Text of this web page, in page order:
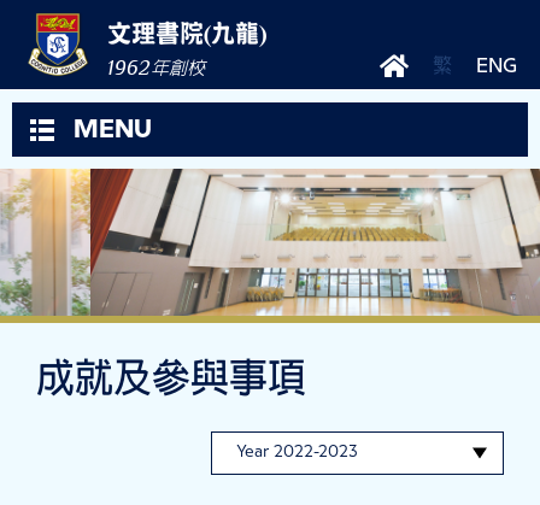
文理書院(九龍)
1962年創校 繁 ENG
MENU
成就及參與事項